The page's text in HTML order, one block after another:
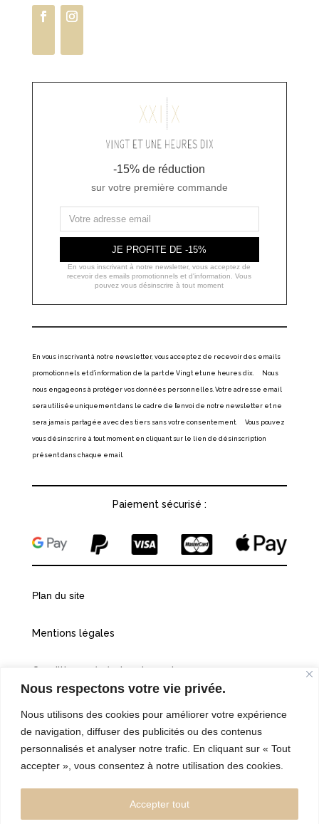
Nous respectons votre vie privée.
Nous utilisons des cookies pour améliorer votre expérience
de navigation, diffuser des publicités ou des contenus
personnalisés et analyser notre trafic. En cliquant sur « Tout
accepter », vous consentez à notre utilisation des cookies.
Accepter tout
-15% de réduction
sur votre première commande
JE PROFITE DE -15%
En vous inscrivant à notre newsletter, vous acceptez de
recevoir des emails promotionnels et d'information. Vous
pouvez vous désinscrire à tout moment
En vous inscrivant à notre newsletter, vous acceptez de recevoir des emails
promotionnels et d’information de la part de Vingt et une heures dix. Nous
nous engageons à protéger vos données personnelles. Votre adresse email
sera utilisée uniquement dans le cadre de l’envoi de notre newsletter et ne
sera jamais partagée avec des tiers sans votre consentement. Vous pouvez
vous désinscrire à tout moment en cliquant sur le lien de désinscription
présent dans chaque email.
Paiement sécurisé :
Plan du site
Mentions légales
Conditions générales de vente
Politiques de confidentialité
Cookies